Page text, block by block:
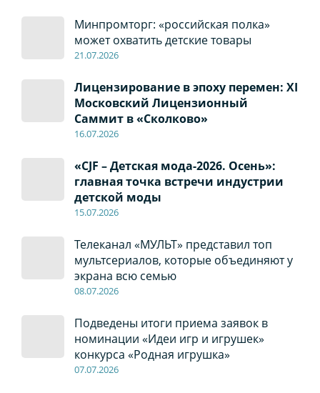
Минпромторг: «российская полка»
может охватить детские товары
21.07.2026
Лицензирование в эпоху перемен: XI
Московский Лицензионный
Саммит в «Сколково»
16.07.2026
«CJF – Детская мода-2026. Осень»:
главная точка встречи индустрии
детской моды
15.07.2026
Телеканал «МУЛЬТ» представил топ
мультсериалов, которые объединяют у
экрана всю семью
08.07.2026
Подведены итоги приема заявок в
номинации «Идеи игр и игрушек»
конкурса «Родная игрушка»
07.07.2026